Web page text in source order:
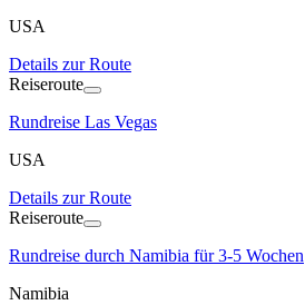
USA
Details zur Route
Reiseroute
Rundreise Las Vegas
USA
Details zur Route
Reiseroute
Rundreise durch Namibia für 3-5 Wochen
Namibia